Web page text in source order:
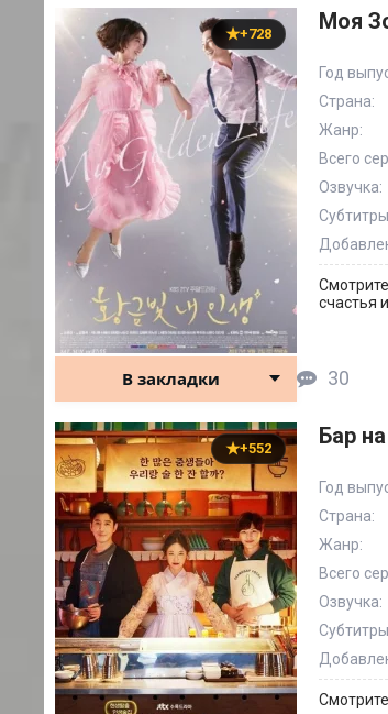
+728 Моя
Год
Страна:
Жанр:
Всего
Озвучка:
счастья
В закладки 30
+552 Бар
Год
Страна:
Жанр:
Всего
Озвучка: